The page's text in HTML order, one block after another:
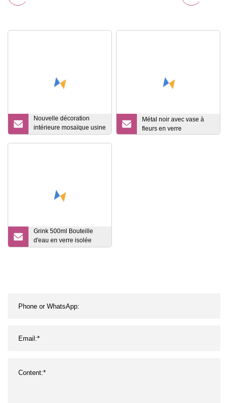
Nouvelle décoration
intérieure mosaïque usine
prix de gros maison
Métal noir avec vase à
fleurs en verre
Grink 500ml Bouteille
d'eau en verre isolée
avec couvercle en